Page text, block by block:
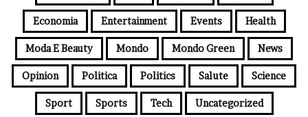
Economia Entertainment Events Health
Moda E Beauty Mondo Mondo Green News
Opinion Politica Politics Salute Science
Sport Sports Tech Uncategorized